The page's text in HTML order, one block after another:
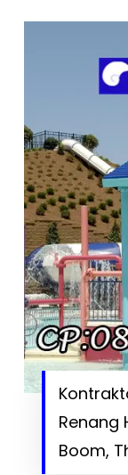
Renang
Boom,